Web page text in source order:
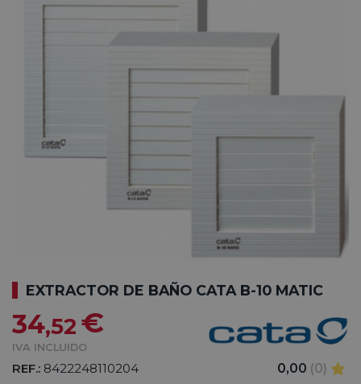
EXTRACTOR DE BAÑO CATA B-10 MATIC
34,52 €
IVA INCLUIDO
REF.: 8422248110204 0,00 (0)